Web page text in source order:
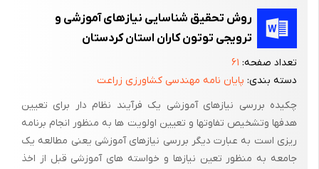
روش تحقیق شناسایی نیازهای آموزشی و
ترویجی توتون کاران استان کردستان
تعداد صفحه: ۶۱
دسته بندی: پایان نامه مهندسی کشاورزی زراعت
چکیده بررسی نیازهای آموزشی یک فرآیند نظام دار برای تعیین
هدفها وتشخیص تفاوتها و تعیین اولویت ها به منظور انجام برنامه
ریزی است به عبارت دیگر بررسی نیازهای آموزشی یعنی مطالعه یک
جامعه به منظور تعین نیازها و خواسته های آموزشی قبل از اخذ